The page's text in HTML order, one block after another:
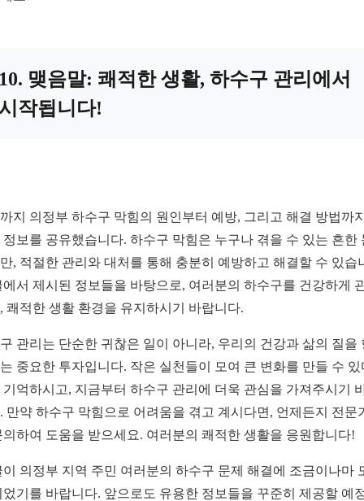
맺음말: 쾌적한 생활, 하수구 관리에서
작됩니다!
지 의정부 하수구 막힘의 원인부터 예방, 그리고 해결 방법까
정보를 공유했습니다. 하수구 막힘은 누구나 겪을 수 있는 흔한
, 적절한 관리와 대처를 통해 충분히 예방하고 해결할 수 있습
에서 제시된 정보들을 바탕으로, 여러분의 하수구를 건강하게
쾌적한 생활 환경을 유지하시기 바랍니다.
관리는 단순한 귀찮은 일이 아니라, 우리의 건강과 삶의 질을
중요한 투자입니다. 작은 실천들이 모여 큰 변화를 만들 수 있
기억하시고, 지금부터 하수구 관리에 더욱 관심을 가져주시기
만약 하수구 막힘으로 어려움을 겪고 계시다면, 언제든지 전문
의하여 도움을 받으세요. 여러분의 쾌적한 생활을 응원합니다!
이 의정부 지역 주민 여러분의 하수구 문제 해결에 조금이나마
었기를 바랍니다. 앞으로도 유용한 정보들을 꾸준히 제공할 예